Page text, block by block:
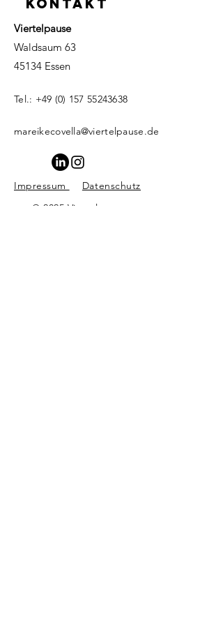
KONTAKT
Viertelpause
Waldsaum 63
45134 Essen
Tel.: +49 (0) 157 55243638
mareikecovella@viertelpause.de
Impressum
Datenschutz
© 2025 Viertelpause